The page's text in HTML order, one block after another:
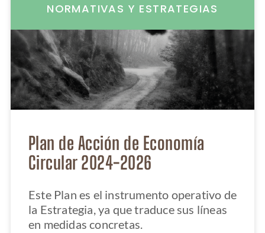
NORMATIVAS Y ESTRATEGIAS
Plan de Acción de Economía
Circular 2024-2026
Este Plan es el instrumento operativo de
la Estrategia, ya que traduce sus líneas
en medidas concretas.